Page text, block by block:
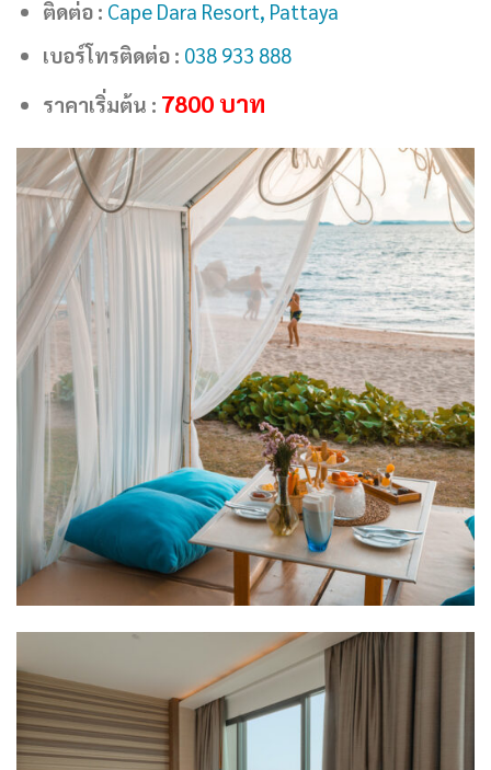
ติดต่อ : Cape Dara Resort, Pattaya
เบอร์โทรติดต่อ : 038 933 888
ราคาเริ่มต้น : 7800 บาท